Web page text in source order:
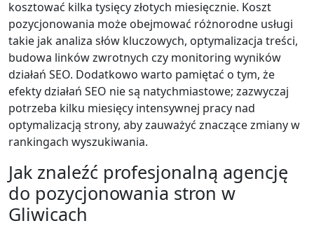
kosztować kilka tysięcy złotych miesięcznie. Koszt
pozycjonowania może obejmować różnorodne usługi
takie jak analiza słów kluczowych, optymalizacja treści,
budowa linków zwrotnych czy monitoring wyników
działań SEO. Dodatkowo warto pamiętać o tym, że
efekty działań SEO nie są natychmiastowe; zazwyczaj
potrzeba kilku miesięcy intensywnej pracy nad
optymalizacją strony, aby zauważyć znaczące zmiany w
rankingach wyszukiwania.
Jak znaleźć profesjonalną agencję
do pozycjonowania stron w
Gliwicach